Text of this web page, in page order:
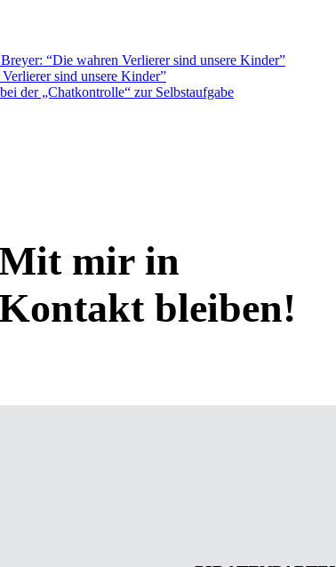
“Die wahren Verlierer sind unsere Kinder”
sind unsere Kinder”
der „Chatkontrolle“ zur Selbstaufgabe
mir in
bleiben!